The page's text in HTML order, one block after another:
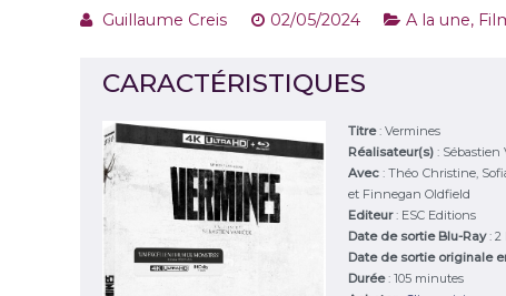
Guillaume Creis 02/05/2024 A la une,
CARACTÉRISTIQUES
Titre: Vermines
Réalisateur(s) : Sébastien
Avec:Théo Christine,
et Finnegan Oldfield
Editeur: ESC Editions
Date de sortie Blu-Ray: 2
Date de sortie originale
Durée: 105 minutes